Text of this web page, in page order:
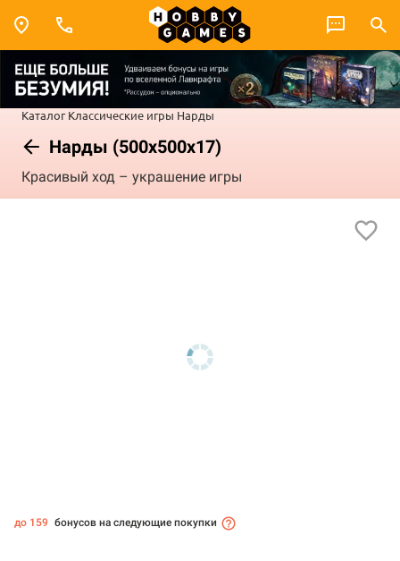
Каталог Классические игры Нарды
Нарды (500x500x17)
Красивый ход – украшение игры
до 159 бонусов на следующие покупки